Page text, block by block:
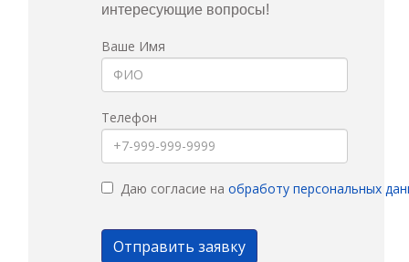
интересующие вопросы!
Ваше Имя
Телефон
Даю согласие на обработу персональных